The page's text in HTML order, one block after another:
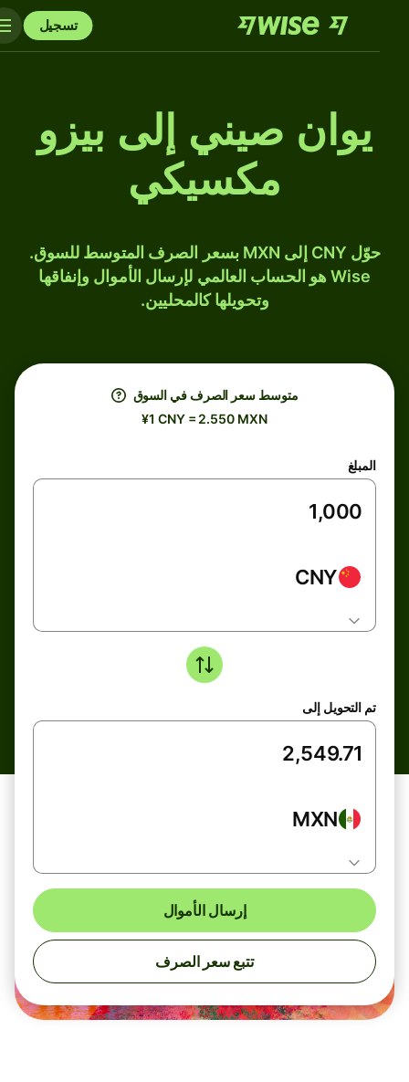
تسجيل
يوان صيني إلى بيزو
مكسيكي
حوّل CNY إلى MXN بسعر الصرف المتوسط للسوق.
Wise هو الحساب العالمي لإرسال الأموال وإنفاقها
وتحويلها كالمحليين.
متوسط ​​سعر الصرف في السوق
¥1 CNY = 2.550 MXN
المبلغ
CNY
تم التحويل إلى
MXN
إرسال الأموال
تتبع سعر الصرف